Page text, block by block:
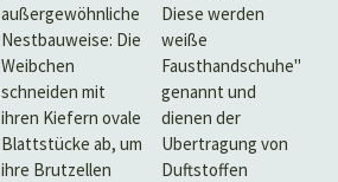
außergewöhnliche
Nestbauweise: Die
Weibchen
schneiden mit
ihren Kiefern ovale
Blattstücke ab, um
ihre Brutzellen
Diese werden
weiße
Fausthandschuhe"
genannt und
dienen der
Ubertragung von
Duftstoffen